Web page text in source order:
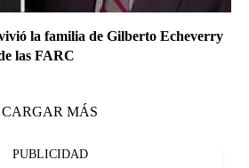
la familia de Gilberto Echeverry
las FARC
CARGAR MÁS
PUBLICIDAD